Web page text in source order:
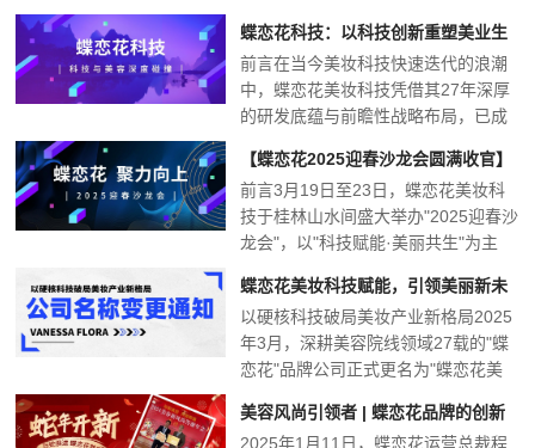
蝶恋花科技：以科技创新重塑美业生
态的领航者
前言在当今美妆科技快速迭代的浪潮
中，蝶恋花美妆科技凭借其27年深厚
的研发底蕴与前瞻性战略布局，已成
【蝶恋花2025迎春沙龙会圆满收官】
科技赋能美业，山水共启动财年
前言3月19日至23日，蝶恋花美妆科
技于桂林山水间盛大举办"2025迎春沙
龙会"，以"科技赋能·美丽共生"为主
蝶恋花美妆科技赋能，引领美丽新未
来
以硬核科技破局美妆产业新格局2025
年3月，深耕美容院线领域27载的"蝶
恋花"品牌公司正式更名为"蝶恋花美
美容风尚引领者 | 蝶恋花品牌的创新
2025年1月11日，蝶恋花运营总裁程